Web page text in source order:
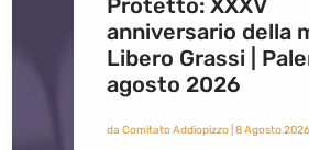
Protetto: XXXV
anniversario della
Libero Grassi |
agosto 2026
da Comitato Addiopizzo| 8 Agosto 2026